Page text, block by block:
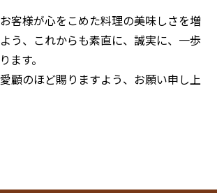
客様が心をこめた料理の美味しさを増
う、これからも素直に、誠実に、一歩
ます。
顧のほど賜りますよう、お願い申し上